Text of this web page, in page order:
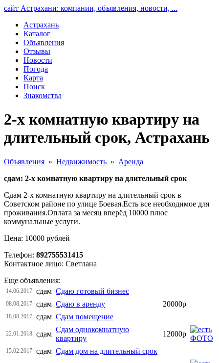
сайт Астрахани: компании, объявления, новости, ...
Астрахань
Каталог
Объявления
Отзывы
Новости
Погода
Карта
Поиск
Знакомства
2-х комнатную квартиру на
длительный срок, Астрахань
Объявления » Недвижимость » Аренда
сдам: 2-х комнатную квартиру на длительный срок
Сдам 2-х комнатную квартиру на длительный срок в
Советском районе по улице Боевая.Есть все необходимое для
проживания.Оплата за месяц вперёд 10000 плюс
коммунальные услуги.
Цена: 10000 рублей
Телефон: 892755531415
Контактное лицо: Светлана
Еще объявления:
14.06.2017 сдам Сдаю готовый бизнес
08.08.2017 сдам Сдаю в аренду 20000р
18.08.2017 сдам Сдам помещение
22.01.2018 сдам
Сдам однокомнатную
квартиру
12000р
15.02.2017 сдам Сдам дом на длительный срок